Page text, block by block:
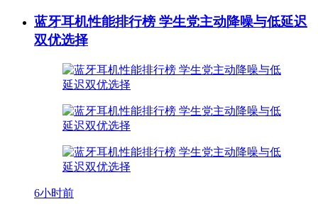
蓝牙耳机性能排行榜 学生党主动降噪与低延迟
双优选择
6小时前